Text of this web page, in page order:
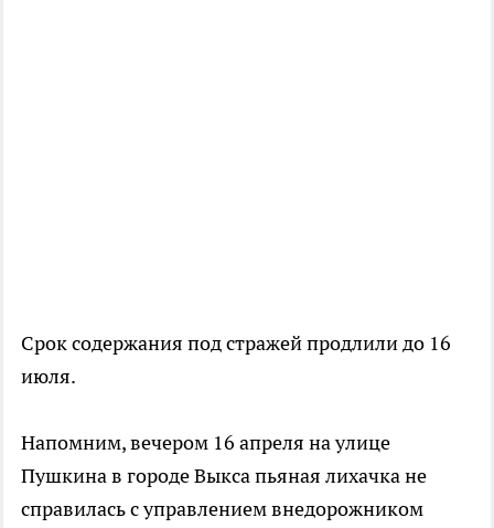
Срок содержания под стражей продлили до 16
июля.
Напомним, вечером 16 апреля на улице
Пушкина в городе Выкса пьяная лихачка не
справилась с управлением внедорожником